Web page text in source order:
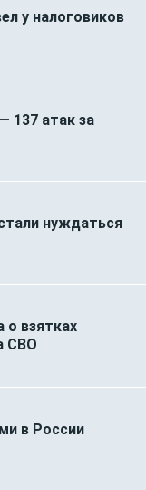
у налоговиков
137 атак за
нуждаться
о взятках
СВО
в России